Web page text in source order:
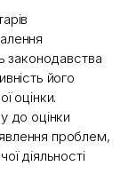
законодавства
його
оцінки.
до оцінки
проблем,
діяльності